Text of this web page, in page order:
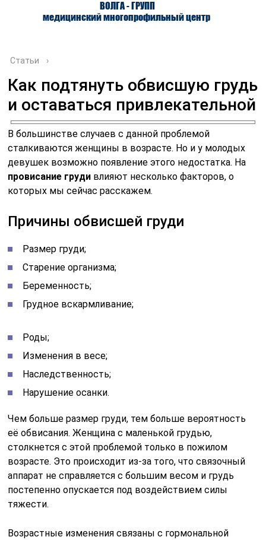
ВОЛГА - ГРУПП
медицинский многопрофильный центр
О ЦЕНТРЕ ВРАЧИ УСЛУГИ
Статьи ›
Как подтянуть обвисшую грудь
и оставаться привлекательной
В большинстве случаев с данной проблемой
сталкиваются женщины в возрасте. Но и у молодых
девушек возможно появление этого недостатка. На
провисание груди влияют несколько факторов, о
которых мы сейчас расскажем.
Причины обвисшей груди
Размер груди;
Старение организма;
Беременность;
Грудное вскармливание;
Роды;
Изменения в весе;
Наследственность;
Нарушение осанки.
Чем больше размер груди, тем больше вероятность
её обвисания. Женщина с маленькой грудью,
столкнется с этой проблемой только в пожилом
возрасте. Это происходит из-за того, что связочный
аппарат не справляется с большим весом и грудь
постепенно опускается под воздействием силы
тяжести.
Возрастные изменения связаны с гормональной